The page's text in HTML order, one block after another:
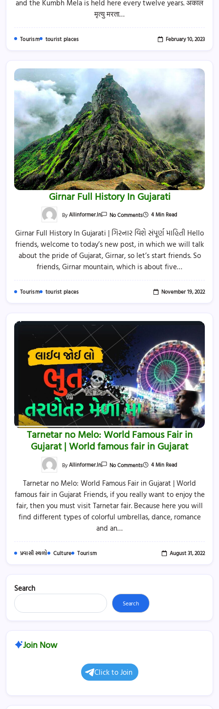
Ujjain
and the Kumbh Mela is held here every twelve years. अकाल
मृत्यु मरता…
Tourism tourist places February 10, 2023
Girnar Full History In Gujarati
ByAllinformer.in No CommentsOn
Girnar
Full
History
Gujarati
4 Min Read
Girnar Full History In Gujarati | ગિરનાર વિશે સંપૂર્ણ માહિતી Hello
friends, welcome to today’s new post, in which we will talk
about the pride of Gujarat, Girnar, so let’s start friends. So
friends, Girnar mountain, which is about five…
Tourism tourist places November 19, 2022
Tarnetar no Melo: World Famous Fair in
Gujarat | World famous fair in Gujarat
ByAllinformer.in No CommentsOn
Tarnetar
Melo:
Famous
In
Gujarat
|
4 Min Read
Tarnetar no Melo: World Famous Fair in Gujarat | World
famous fair in Gujarat Friends, if you really want to enjoy the
fair, then you must visit Tarnetar fair. Because here you will
find different types of colorful umbrellas, dance, romance
and an…
પ્રવાસી સ્થળો Culture Tourism August 31, 2022
Search
Search
Join Now
Click to Join